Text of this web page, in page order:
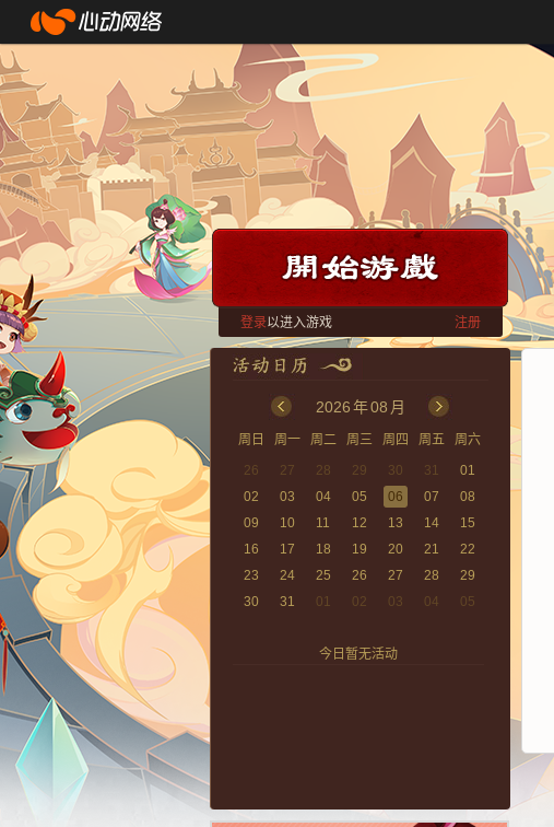
登录以进入游戏 注册
2026年08 月
周日 周一 周二 周三 周四 周五
周六
26
27 28 29 30 31
01
02
03 04 05 06 07
08
09
10 11 12 13 14
15
16
17 18 19 20 21
22
23
24 25 26 27 28
29
30
31 01 02 03 04 05
今日暂无活动